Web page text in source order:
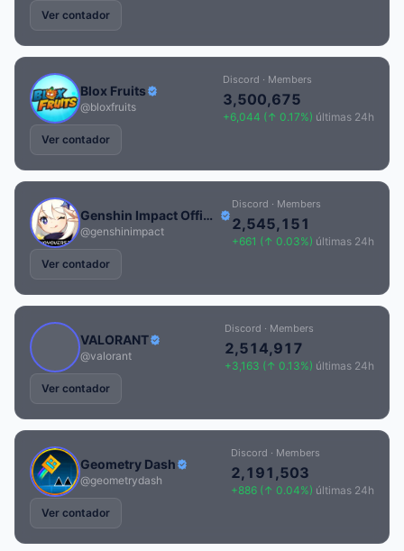
Ver contador
Blox Fruits
@bloxfruits
Discord · Members
3,500,675
+6,044 (↑ 0.17%) últimas 24h
Ver contador
Genshin Impact Official
@genshinimpact
Discord · Members
2,545,151
+661 (↑ 0.03%) últimas 24h
Ver contador
VALORANT
@valorant
Discord · Members
2,514,917
+3,163 (↑ 0.13%) últimas 24h
Ver contador
Geometry Dash
@geometrydash
Discord · Members
2,191,503
+886 (↑ 0.04%) últimas 24h
Ver contador